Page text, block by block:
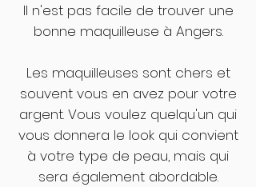
Il n'est pas facile de trouver une
bonne maquilleuse à Angers.
Les maquilleuses sont chers et
souvent vous en avez pour votre
argent. Vous voulez quelqu'un qui
vous donnera le look qui convient
à votre type de peau, mais qui
sera également abordable.